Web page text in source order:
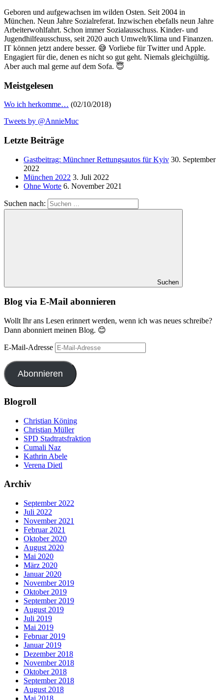
Geboren und aufgewachsen im wilden Osten. Seit 2004 in
München. Neun Jahre Sozialreferat. Inzwischen ebefalls neun Jahre
Arbeiterwohlfahrt. Schon immer Sozialausschuss. Kinder- und
Jugendhilfeausschuss, seit 2020 auch Umwelt/Klima und Finanzen.
IT können jetzt andere besser. 😅 Vorliebe für Twitter und Apple.
Engagiert für die, denen es nicht so gut geht. Niemals gleichgültig.
Aber auch mal gerne auf dem Sofa. 😇
Meistgelesen
Wo ich herkomme… (02/10/2018)
Tweets by @AnnieMuc
Letzte Beiträge
Gastbeitrag: Münchner Rettungsautos für Kyiv 30. September
2022
München 2022 3. Juli 2022
Ohne Worte 6. November 2021
Suchen nach:
Suchen
Blog via E-Mail abonnieren
Wollt Ihr ans Lesen erinnert werden, wenn ich was neues schreibe?
Dann abonniert meinen Blog. 😊
E-Mail-Adresse
Abonnieren
Blogroll
Christian Köning
Christian Müller
SPD Stadtratsfraktion
Cumali Naz
Kathrin Abele
Verena Dietl
Archiv
September 2022
Juli 2022
November 2021
Februar 2021
Oktober 2020
August 2020
Mai 2020
März 2020
Januar 2020
November 2019
Oktober 2019
September 2019
August 2019
Juli 2019
Mai 2019
Februar 2019
Januar 2019
Dezember 2018
November 2018
Oktober 2018
September 2018
August 2018
Mai 2018